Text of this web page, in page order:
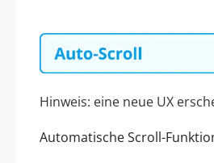
Hinweis: eine neue UX
Automatische Scroll-